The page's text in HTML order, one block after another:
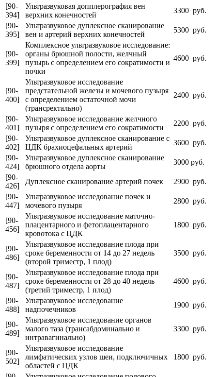
[90-
394]
Ультразвуковая допплерография вен
верхних конечностей
3300 руб.
[90-
395]
Ультразвуковое дуплексное сканирование
вен и артерий верхних конечностей
5300 руб.
[90-
399]
Комплексное ультразвуковое исследование:
органы брюшной полости, желчный
пузырь с определением его сократимости и
почки
4600 руб.
[90-
400]
Ультразвуковое исследование
предстательной железы и мочевого пузыря
с определением остаточной мочи
(трансректально)
2400 руб.
[90-
401]
Ультразвуковое исследование желчного
пузыря с определением его сократимости
2200 руб.
[90-
402]
Ультразвуковое дуплексное сканирование с
ЦДК брахиоцефальных артерий
3600 руб.
[90-
424]
Ультразвуковое дуплексное сканирование
брюшного отдела аорты
3000 руб.
[90-
426]
Дуплексное сканирование артерий почек
2900 руб.
[90-
447]
Ультразвуковое исследование почек и
мочевого пузыря
2800 руб.
[90-
456]
Ультразвуковое исследование маточно-
плацентарного и фетоплацентарного
кровотока с ЦДК
1800 руб.
[90-
486]
Ультразвуковое исследование плода при
сроке беременности от 14 до 27 недель
(второй триместр, 1 плод)
3500 руб.
[90-
487]
Ультразвуковое исследование плода при
сроке беременности от 28 до 40 недель
(третий триместр, 1 плод)
4600 руб.
[90-
488]
Ультразвуковое исследование
надпочечников
1900 руб.
[90-
489]
Ультразвуковое исследование органов
малого таза (трансабдоминально и
интравагинально)
3300 руб.
[90-
502]
Ультразвуковое исследование
лимфатических узлов шеи, подключичных
областей с ЦДК
1800 руб.